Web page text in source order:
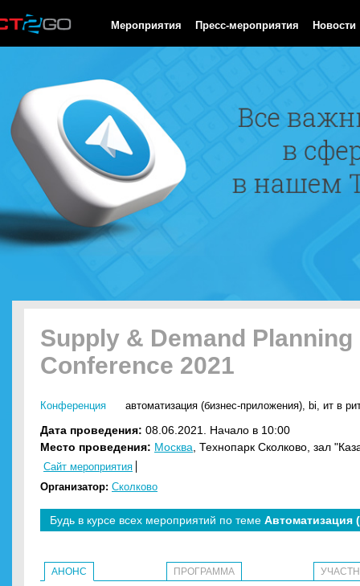
Мероприятия Пресс-мероприятия Новости
Supply & Demand Planning
Conference 2021
Конференция автоматизация (бизнес-приложения), bi, ит в
Дата проведения: 08.06.2021. Начало в 10:00
Место проведения: Москва , Технопарк Сколково, зал
Сайт мероприятия
Организатор: Сколково
Будь в курсе всех мероприятий по теме Автоматизация
АНОНС ПРОГРАММА